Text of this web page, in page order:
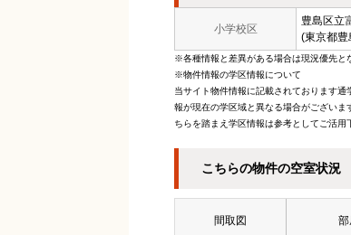
小学校区
豊島区立
(東京都豊
※各種情報と差異がある場合は現況優先と
※物件情報の学区情報について
当サイト物件情報に記載されております
報が現在の学区域と異なる場合がござい
ちらを踏まえ学区情報は参考としてご活用
こちらの物件の空室状況
間取図